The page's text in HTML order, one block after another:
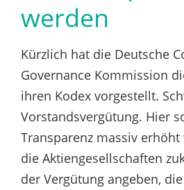
werden
Kürzlich hat die Deutsche
Governance Kommission
ihren Kodex vorgestellt.
Vorstandsvergütung. Hier
Transparenz massiv
die Aktiengesellschaften
der Vergütung angeben,